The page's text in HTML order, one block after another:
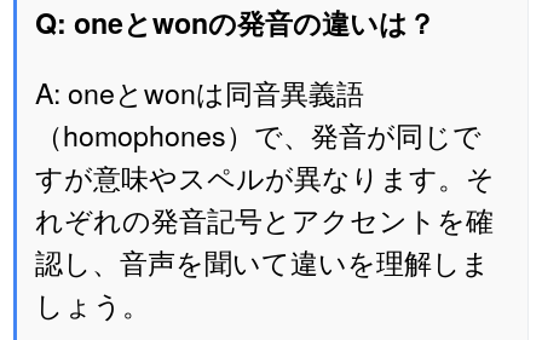
Q: oneとwonの発音の違いは？
A: oneとwonは同音異義語
（homophones）で、発音が同じで
すが意味やスペルが異なります。そ
れぞれの発音記号とアクセントを確
認し、音声を聞いて違いを理解しま
しょう。